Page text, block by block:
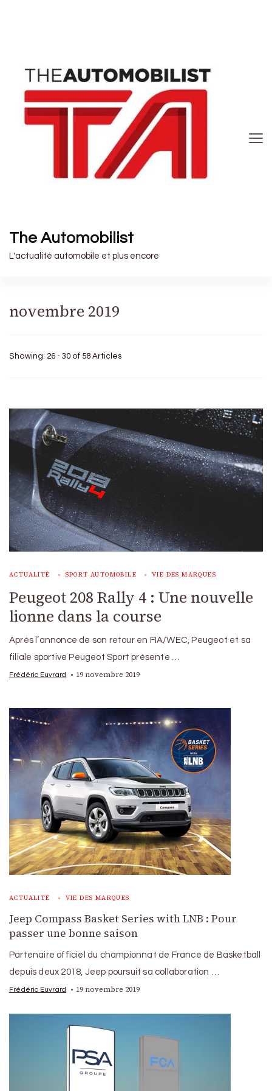
The Automobilist
L'actualité automobile et plus encore
novembre 2019
Showing: 26 - 30 of 58 Articles
ACTUALITÉ SPORT AUTOMOBILE VIE DES MARQUES
Peugeot 208 Rally 4 : Une nouvelle
lionne dans la course
Après l’annonce de son retour en FIA/WEC, Peugeot et sa
filiale sportive Peugeot Sport présente …
Frédéric Euvrard 19 novembre 2019
ACTUALITÉ VIE DES MARQUES
Jeep Compass Basket Series with LNB : Pour
passer une bonne saison
Partenaire officiel du championnat de France de Basketball
depuis deux 2018, Jeep poursuit sa collaboration …
Frédéric Euvrard 19 novembre 2019